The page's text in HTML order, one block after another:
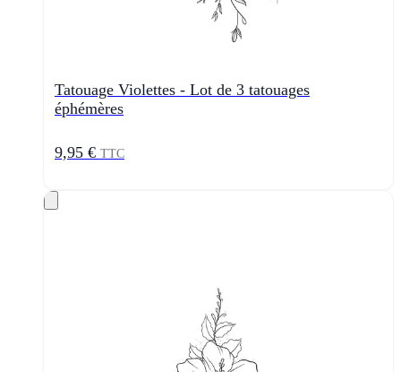
Tatouage Violettes - Lot de 3 tatouages
éphémères
9,95 € TTC